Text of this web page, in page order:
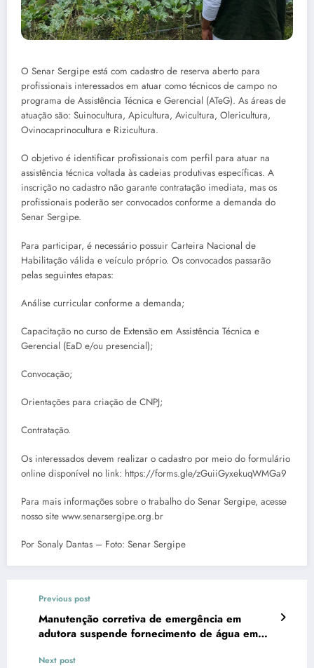
O Senar Sergipe está com cadastro de reserva aberto para
profissionais interessados em atuar como técnicos de campo no
programa de Assistência Técnica e Gerencial (ATeG). As áreas de
atuação são: Suinocultura, Apicultura, Avicultura, Olericultura,
Ovinocaprinocultura e Rizicultura.
O objetivo é identificar profissionais com perfil para atuar na
assistência técnica voltada às cadeias produtivas específicas. A
inscrição no cadastro não garante contratação imediata, mas os
profissionais poderão ser convocados conforme a demanda do
Senar Sergipe.
Para participar, é necessário possuir Carteira Nacional de
Habilitação válida e veículo próprio. Os convocados passarão
pelas seguintes etapas:
Análise curricular conforme a demanda;
Capacitação no curso de Extensão em Assistência Técnica e
Gerencial (EaD e/ou presencial);
Convocação;
Orientações para criação de CNPJ;
Contratação.
Os interessados devem realizar o cadastro por meio do formulário
online disponível no link: https://forms.gle/zGuiiGyxekuqWMGa9
Para mais informações sobre o trabalho do Senar Sergipe, acesse
nosso site www.senarsergipe.org.br
Por Sonaly Dantas – Foto: Senar Sergipe
Previous post
Manutenção corretiva de emergência em
adutora suspende fornecimento de água em
Next post